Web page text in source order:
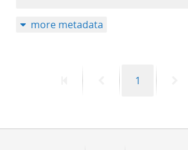
more metadata
PreviousPage
1